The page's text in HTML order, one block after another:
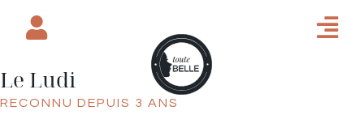
Le Ludi
RECONNU DEPUIS 3 ANS